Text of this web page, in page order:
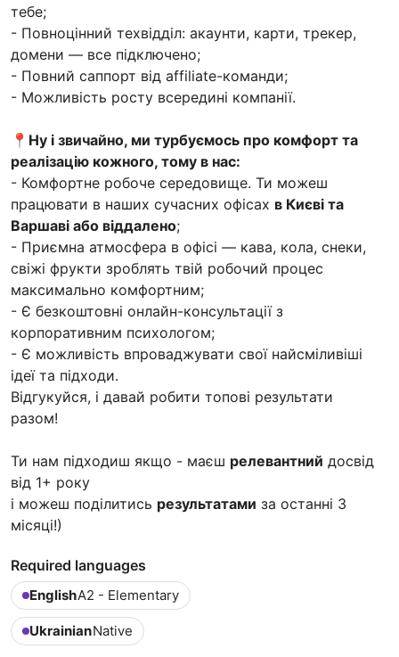
тебе;
- Повноцінний техвідділ: акаунти, карти, трекер,
домени — все підключено;
- Повний саппорт від affiliate-команди;
- Можливість росту всередині компанії.
📍 Ну і звичайно, ми турбуємось про комфорт та
реалізацію кожного, тому в нас:
- Комфортне робоче середовище. Ти можеш
працювати в наших сучасних офісах в Києві та
Варшаві або віддалено;
- Приємна атмосфера в офісі — кава, кола, снеки,
свіжі фрукти зроблять твій робочий процес
максимально комфортним;
- Є безкоштовні онлайн-консультації з
корпоративним психологом;
- Є можливість впроваджувати свої найсміливіші
ідеї та підходи.
Відгукуйся, і давай робити топові результати
разом!
Ти нам підходиш якщо - маєш релевантний досвід
від 1+ року
і можеш поділитись результатами за останні 3
місяці!)
Required languages
EnglishA2 - Elementary
UkrainianNative